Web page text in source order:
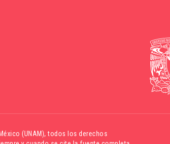
(UNAM), todos los derechos